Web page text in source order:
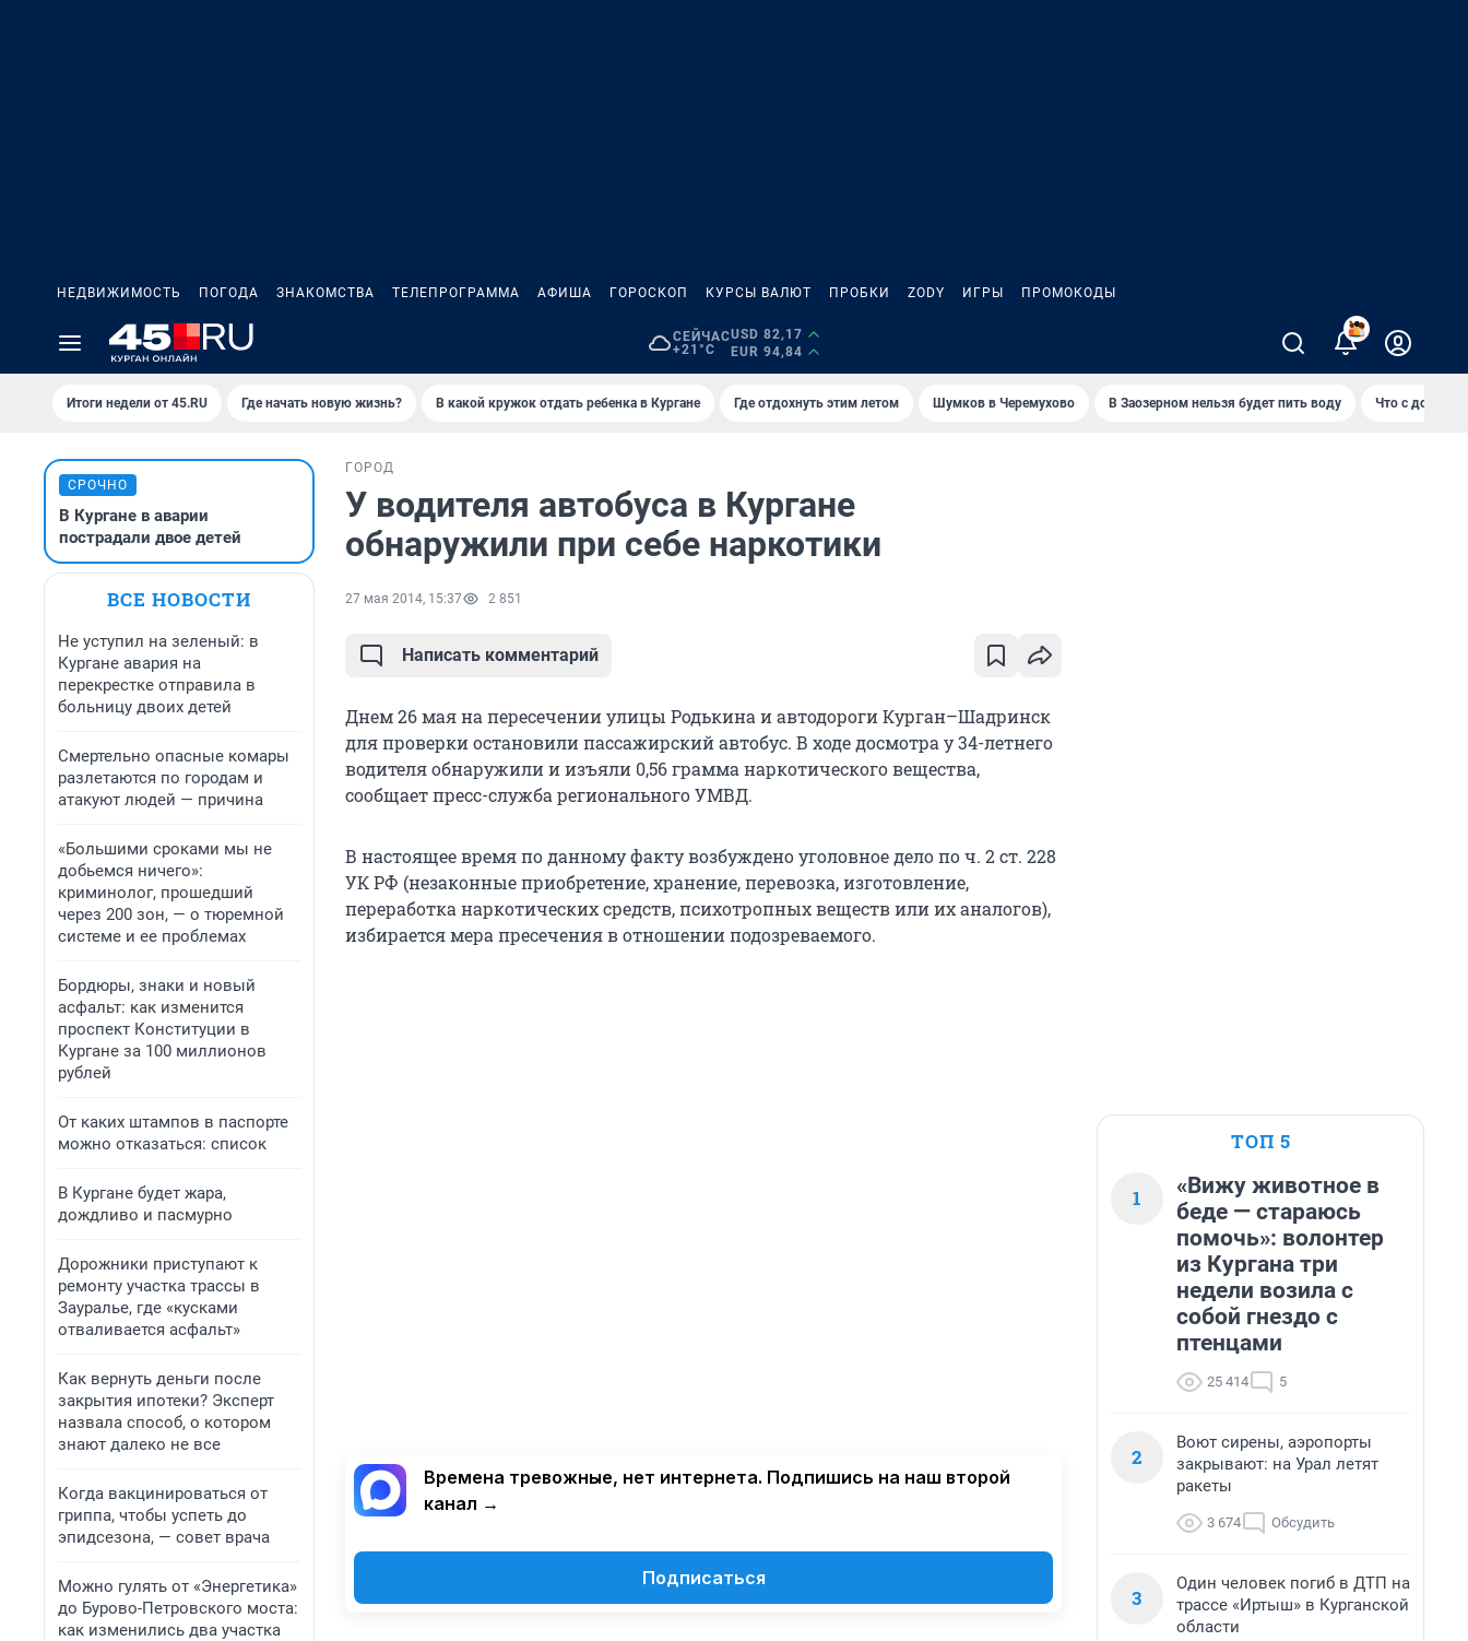
НЕДВИЖИМОСТЬ ПОГОДА ЗНАКОМСТВА ТЕЛЕПРОГРАММА АФИША ГОРОСКОП КУРСЫ ВАЛЮТ ПРОБКИ ZODY ИГРЫ ПРОМОКОДЫ
СЕЙЧАС
+21°C
USD 82,17
EUR 94,84
2
Итоги недели от 45.RU Где начать новую жизнь? В какой кружок отдать ребенка в Кургане Где отдохнуть этим летом Шумков в Черемухово В Заозерном нельзя будет пить воду Что с
СРОЧНО
В Кургане в аварии
пострадали двое детей
ВСЕ НОВОСТИ
Не уступил на зеленый: в
Кургане авария на
перекрестке отправила в
больницу двоих детей
Смертельно опасные комары
разлетаются по городам и
атакуют людей — причина
«Большими сроками мы не
добьемся ничего»:
криминолог, прошедший
через 200 зон, — о тюремной
системе и ее проблемах
Бордюры, знаки и новый
асфальт: как изменится
проспект Конституции в
Кургане за 100 миллионов
рублей
От каких штампов в паспорте
можно отказаться: список
В Кургане будет жара,
дождливо и пасмурно
Дорожники приступают к
ремонту участка трассы в
Зауралье, где «кусками
отваливается асфальт»
Как вернуть деньги после
закрытия ипотеки? Эксперт
назвала способ, о котором
знают далеко не все
Когда вакцинироваться от
гриппа, чтобы успеть до
эпидсезона, — совет врача
Можно гулять от «Энергетика»
до Бурово-Петровского моста:
как изменились два участка
ГОРОД
У водителя автобуса в Кургане
обнаружили при себе наркотики
27 мая 2014, 15:37 2 851
Написать комментарий
Днем 26 мая на пересечении улицы Родькина и автодороги Курган–Шадринск
для проверки остановили пассажирский автобус. В ходе досмотра у 34-летнего
водителя обнаружили и изъяли 0,56 грамма наркотического вещества,
сообщает пресс-служба регионального УМВД.
В настоящее время по данному факту возбуждено уголовное дело по ч. 2 ст. 228
УК РФ (незаконные приобретение, хранение, перевозка, изготовление,
переработка наркотических средств, психотропных веществ или их аналогов),
избирается мера пресечения в отношении подозреваемого.
Времена тревожные, нет интернета. Подпишись на наш второй
канал →
Подписаться
ТОП 5
1
«Вижу животное в
беде — стараюсь
помочь»: волонтер
из Кургана три
недели возила с
собой гнездо с
птенцами
25 414 5
2
Воют сирены, аэропорты
закрывают: на Урал летят
ракеты
3 674 Обсудить
3
Один человек погиб в ДТП на
трассе «Иртыш» в Курганской
области